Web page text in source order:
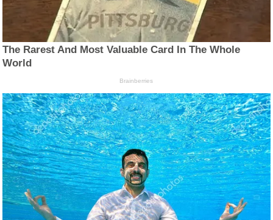
The Rarest And Most Valuable Card In The Whole
World
Brainberries